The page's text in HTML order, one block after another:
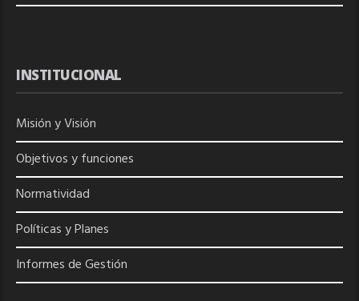
INSTITUCIONAL
Misión y Visión
Objetivos y funciones
Normatividad
Políticas y Planes
Informes de Gestión